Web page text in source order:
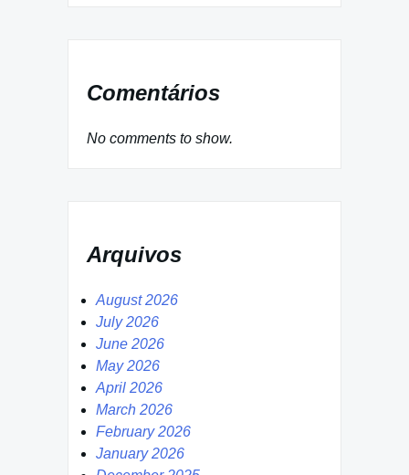
Comentários
No comments to show.
Arquivos
August 2026
July 2026
June 2026
May 2026
April 2026
March 2026
February 2026
January 2026